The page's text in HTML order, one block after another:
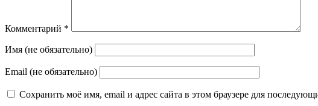
Комментарий *
Имя (не обязательно)
Email (не обязательно)
Сохранить моё имя, email и адрес сайта в этом браузере для